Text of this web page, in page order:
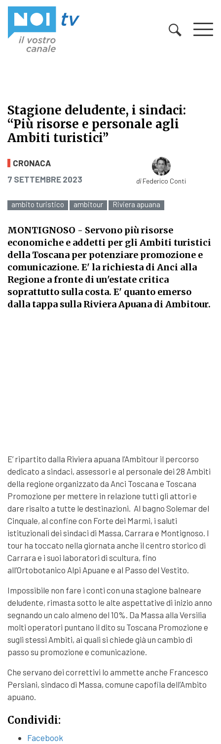
Stagione deludente, i sindaci:
“Più risorse e personale agli
Ambiti turistici”
Stagione deludente, i sindaci:
CRONACA
PUBBLICATO IL
7 SETTEMBRE 2023 diFederico Conti
ambito turistico ambitour Riviera apuana
MONTIGNOSO - Servono più risorse
economiche e addetti per gli Ambiti turistici
della Toscana per potenziare promozione e
comunicazione. E' la richiesta di Anci alla
Regione a fronte di un'estate critica
soprattutto sulla costa. E' quanto emerso
dalla tappa sulla Riviera Apuana di Ambitour.
E’ ripartito dalla Riviera apuana l’Ambitour il percorso
dedicato a sindaci, assessori e al personale dei 28 Ambiti
della regione organizzato da Anci Toscana e Toscana
Promozione per mettere in relazione tutti gli attori e
dare risalto a tutte le destinazioni. Al bagno Solemar del
Cinquale, al confine con Forte dei Marmi, i saluti
istituzionali dei sindaci di Massa, Carrara e Montignoso. I
tour ha toccato nella giornata anche il centro storico di
Carrara e i suoi laboratori di scultura, fino
all’Ortobotanico Alpi Apuane e al Passo del Vestito.
Impossibile non fare i conti con una stagione balneare
deludente, rimasta sotto le alte aspettative di inizio anno
segnando un calo almeno del 10%. Da Massa alla Versilia
molti operatori puntano il dito su Toscana Promozione e
sugli stessi Ambiti, ai quali si chiede già un cambio di
passo su promozione e comunicazione.
Che servano dei correttivi lo ammette anche Francesco
Persiani, sindaco di Massa, comune capofila dell’Ambito
apuano.
Condividi:
Facebook